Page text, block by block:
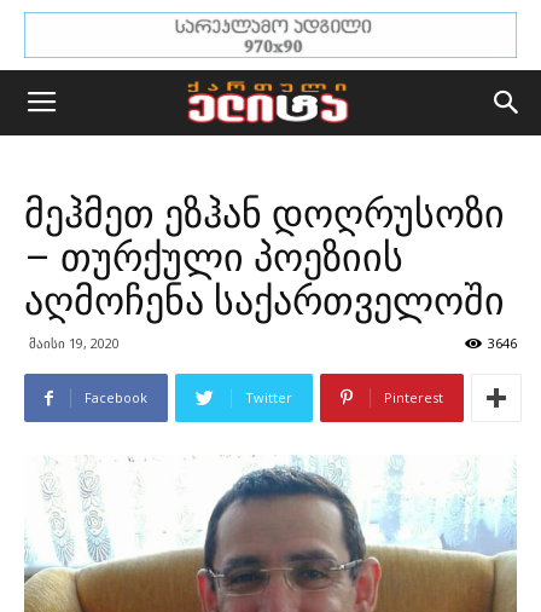
მეჰმეთ ეზჰან დოღრუსოზი
– თურქული პოეზიის
აღმოჩენა საქართველოში
მაისი 19, 2020 3646
Facebook Twitter Pinterest